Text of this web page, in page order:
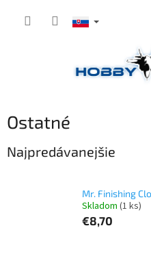
Ostatné
Najpredávanejšie
Mr. Finishing
Skladom (1 ks)
€8,70